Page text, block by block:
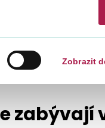
Zobrazit
zabývají